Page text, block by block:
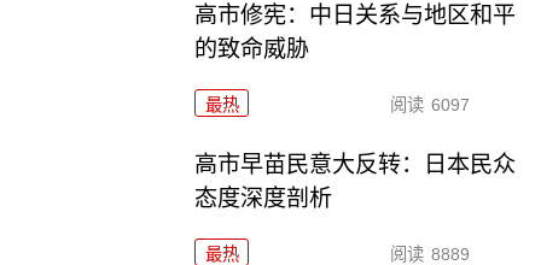
高市修宪：中日关系与地区和平
的致命威胁
最热 阅读 6097
高市早苗民意大反转：日本民众
态度深度剖析
最热 阅读 8889